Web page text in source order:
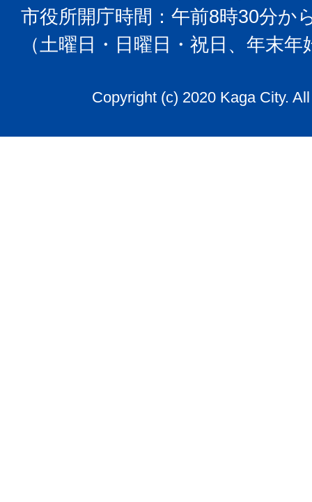
市役所開庁時間：午前8時30分か
（土曜日・日曜日・祝日、年末
Copyright (c) 2020 Kaga City.